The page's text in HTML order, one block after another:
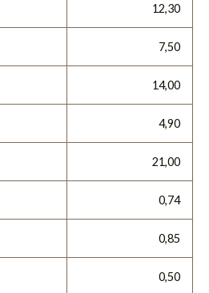
12,30
7,50
14,00
4,90
21,00
0,74
0,85
0,50